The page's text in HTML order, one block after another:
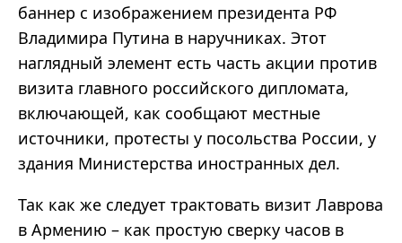
баннер с изображением президента РФ
Владимира Путина в наручниках. Этот
наглядный элемент есть часть акции против
визита главного российского дипломата,
включающей, как сообщают местные
источники, протесты у посольства России, у
здания Министерства иностранных дел.
Так как же следует трактовать визит Лаврова
в Армению – как простую сверку часов в